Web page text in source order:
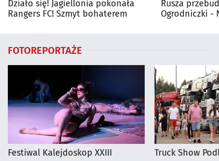
Działo się! Jagiellonia pokonała
Rangers FC! Szmyt bohaterem
Rusza
Ogrodniczki -
FOTOREPORTAŻE
Festiwal Kalejdoskop XXIII Truck Show